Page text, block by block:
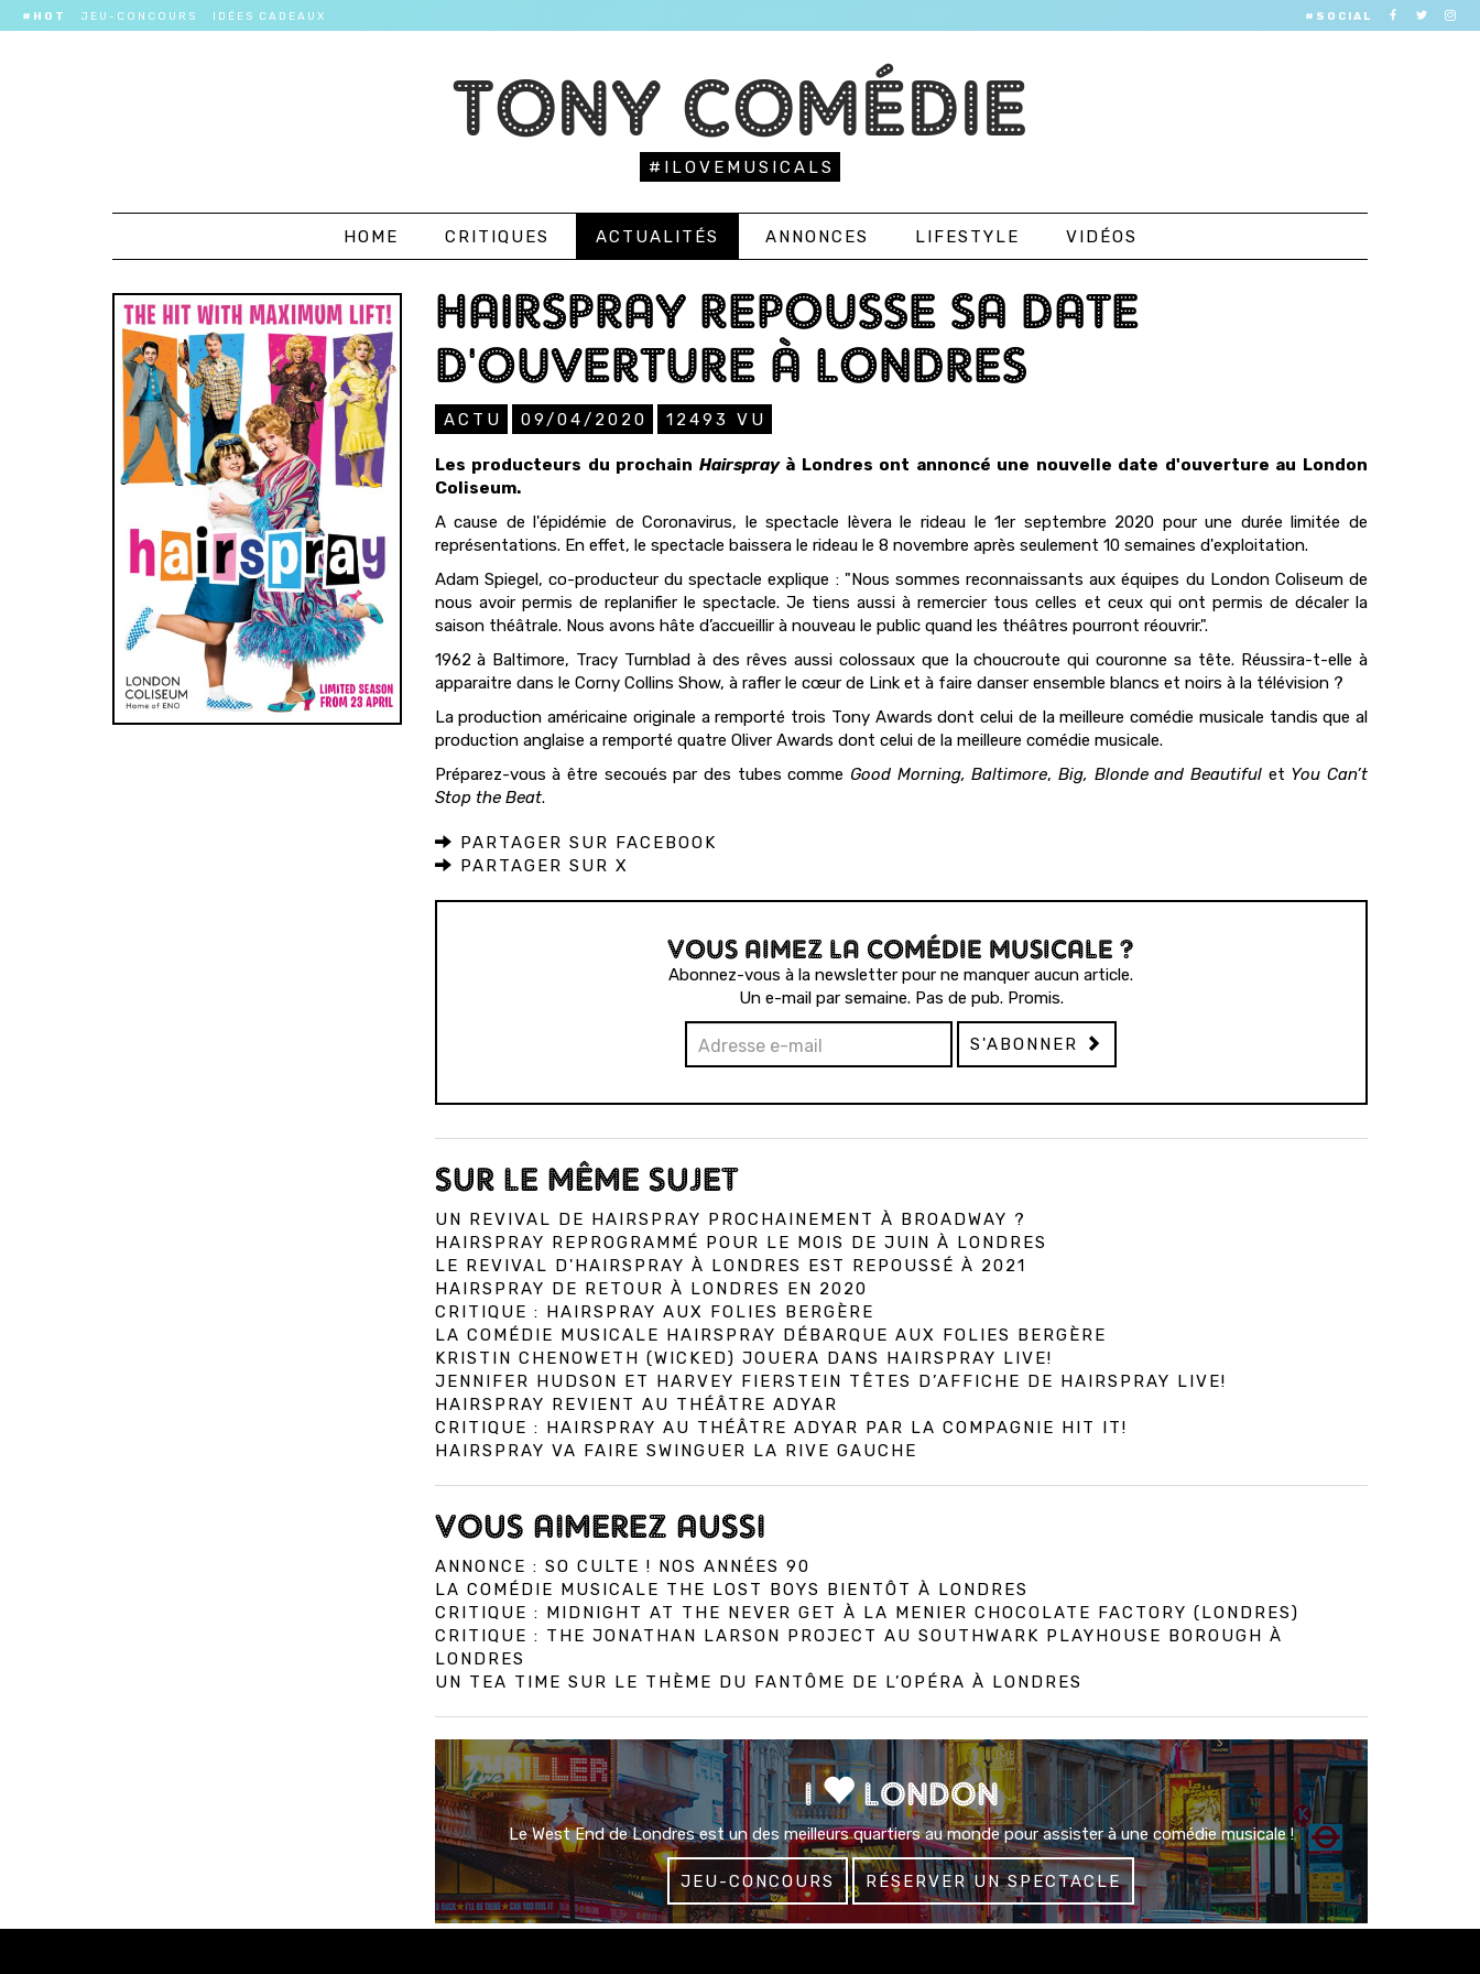
#SOCIAL
#HOT JEU-CONCOURS IDÉES CADEAUX
TONY COMÉDIE
#ILOVEMUSICALS
HOME CRITIQUES ACTUALITÉS ANNONCES LIFESTYLE VIDÉOS
HAIRSPRAY REPOUSSE SA DATE
D'OUVERTURE À LONDRES
ACTU 09/04/2020 12493 VU
Les producteurs du prochain Hairsprayà Londres ont annoncé une nouvelle date d'ouverture au London
Coliseum.
A cause de l'épidémie de Coronavirus, le spectacle lèvera le rideau le 1er septembre 2020 pour une durée limitée de
représentations. En effet, le spectacle baissera le rideau le 8 novembre après seulement 10 semaines d'exploitation.
Adam Spiegel, co-producteur du spectacle explique : "Nous sommes reconnaissants aux équipes du London Coliseum de
nous avoir permis de replanifier le spectacle. Je tiens aussi à remercier tous celles et ceux qui ont permis de décaler la
saison théâtrale. Nous avons hâte d’accueillir à nouveau le public quand les théâtres pourront réouvrir.".
1962 à Baltimore, Tracy Turnblad à des rêves aussi colossaux que la choucroute qui couronne sa tête. Réussira-t-elle à
apparaitre dans le Corny Collins Show, à rafler le cœur de Link et à faire danser ensemble blancs et noirs à la télévision ?
La production américaine originale a remporté trois Tony Awards dont celui de la meilleure comédie musicale tandis que al
production anglaise a remporté quatre Oliver Awards dont celui de la meilleure comédie musicale.
Préparez-vous à être secoués par des tubes comme Good Morning, Baltimore, Big, Blonde and Beautiful et You Can’t
Stop the Beat.
PARTAGER SUR FACEBOOK
PARTAGER SUR X
VOUS AIMEZ LA COMÉDIE MUSICALE ?
Abonnez-vous à la newsletter pour ne manquer aucun article.
Un e-mail par semaine. Pas de pub. Promis.
S'ABONNER
SUR LE MÊME SUJET
UN REVIVAL DE HAIRSPRAY PROCHAINEMENT À BROADWAY ?
HAIRSPRAY REPROGRAMMÉ POUR LE MOIS DE JUIN À LONDRES
LE REVIVAL D'HAIRSPRAY À LONDRES EST REPOUSSÉ À 2021
HAIRSPRAY DE RETOUR À LONDRES EN 2020
CRITIQUE : HAIRSPRAY AUX FOLIES BERGÈRE
LA COMÉDIE MUSICALE HAIRSPRAY DÉBARQUE AUX FOLIES BERGÈRE
KRISTIN CHENOWETH (WICKED) JOUERA DANS HAIRSPRAY LIVE!
JENNIFER HUDSON ET HARVEY FIERSTEIN TÊTES D’AFFICHE DE HAIRSPRAY LIVE!
HAIRSPRAY REVIENT AU THÉÂTRE ADYAR
CRITIQUE : HAIRSPRAY AU THÉÂTRE ADYAR PAR LA COMPAGNIE HIT IT!
HAIRSPRAY VA FAIRE SWINGUER LA RIVE GAUCHE
VOUS AIMEREZ AUSSI
ANNONCE : SO CULTE ! NOS ANNÉES 90
LA COMÉDIE MUSICALE THE LOST BOYS BIENTÔT À LONDRES
CRITIQUE : MIDNIGHT AT THE NEVER GET À LA MENIER CHOCOLATE FACTORY (LONDRES)
CRITIQUE : THE JONATHAN LARSON PROJECT AU SOUTHWARK PLAYHOUSE BOROUGH À
LONDRES
UN TEA TIME SUR LE THÈME DU FANTÔME DE L’OPÉRA À LONDRES
I LONDON
Le West End de Londres est un des meilleurs quartiers au monde pour assister à une comédie musicale !
JEU-CONCOURS RÉSERVER UN SPECTACLE